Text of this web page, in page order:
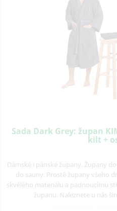
Sada Dark Grey: župan
kilt +
Dámské i pánské župany. Župany
do sauny. Prostě župany všeho
skvělého materiálu a padnoucímu
županu. Naleznete u nás